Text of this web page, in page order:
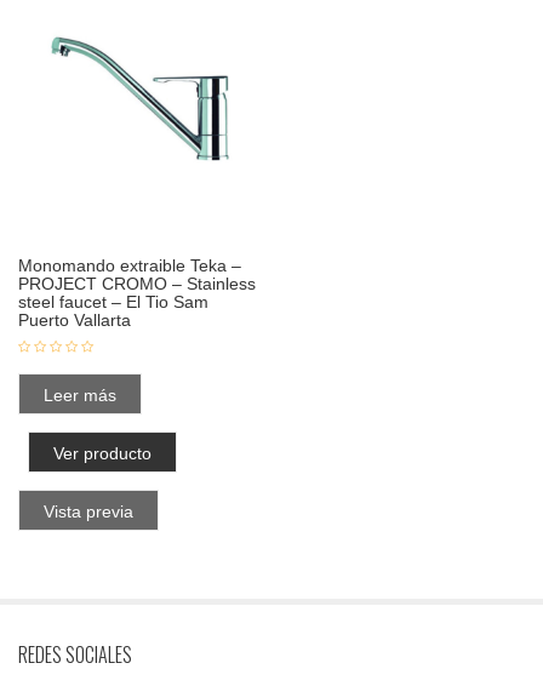
Monomando extraible Teka –
PROJECT CROMO – Stainless
steel faucet – El Tio Sam
Puerto Vallarta
Leer más
Ver producto
Vista previa
REDES SOCIALES